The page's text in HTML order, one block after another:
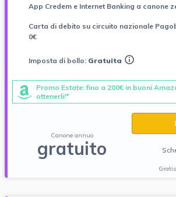
App Credem e Internet Banking a canone
Carta di debito su circuito nazionale
0€
Imposta di bollo: Gratuita
Promo Estate: fino a 200€ in buoni
ottenerli!*
Canone annuo
gratuito